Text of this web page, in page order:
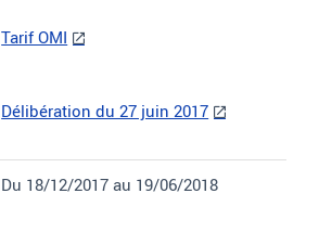
Tarif OMI
Délibération du 27 juin 2017
Du 18/12/2017 au 19/06/2018